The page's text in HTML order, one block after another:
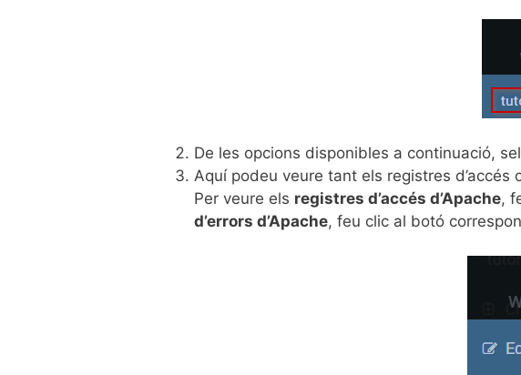
De les opcions disponibles a continuació,
Aquí podeu veure tant els registres
Per veure els registres d’accés d’Apache,
d’errors d’Apache, feu clic al botó